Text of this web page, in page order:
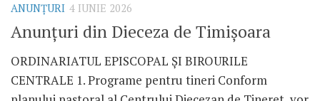
ANUNŢURI 4 IUNIE 2026
Anunțuri din Dieceza de Timișoara
ORDINARIATUL EPISCOPAL ȘI BIROURILE
CENTRALE 1. Programe pentru tineri Conform